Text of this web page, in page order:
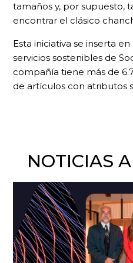
tamaños y, por supuesto,
encontrar el clásico
Esta iniciativa se inserta
servicios sostenibles de
compañía tiene más de
de artículos con atributos
NOTICIAS